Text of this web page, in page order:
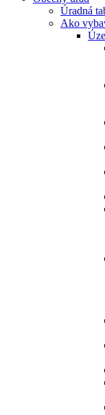
Úradná
Ako